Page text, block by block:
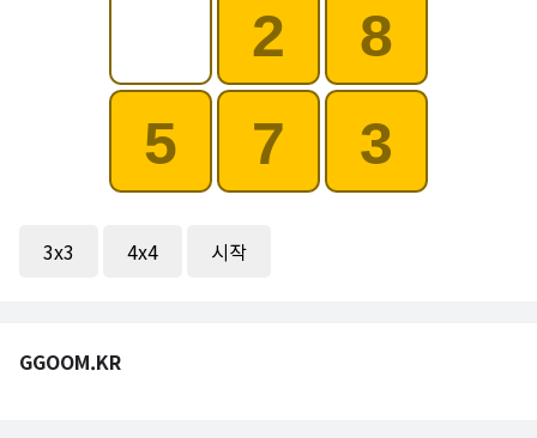
2
8
5
7 3
3x3 4x4 시작
GGOOM.KR